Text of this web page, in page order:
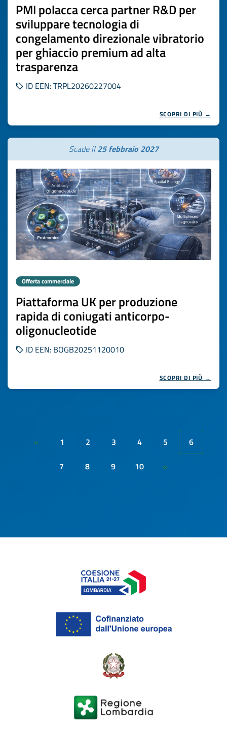
PMI polacca cerca partner R&D per
sviluppare tecnologia di
congelamento direzionale vibratorio
per ghiaccio premium ad alta
trasparenza
ID EEN: TRPL20260227004
SCOPRI DI PIÙ →
Scade il25 febbraio 2027
Offerta commerciale
Piattaforma UK per produzione
rapida di coniugati anticorpo-
oligonucleotide
ID EEN: BOGB20251120010
SCOPRI DI PIÙ →
« 1 2 3 4 5
6
7
8 9 10 »